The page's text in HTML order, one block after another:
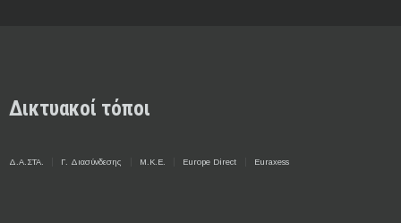
Δικτυακοί τόποι
Δ.Α.ΣΤΑ. Γ. Διασύνδεσης Μ.Κ.Ε. Europe Direct Euraxess